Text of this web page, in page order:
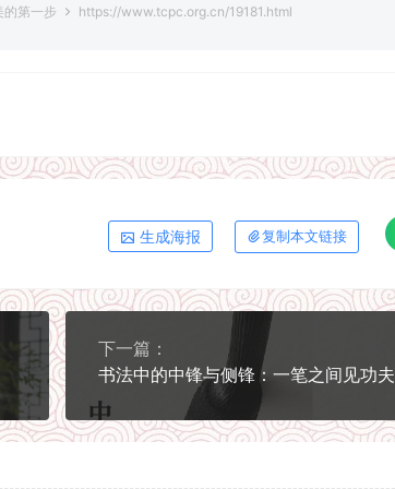
第一步 https://www.tcpc.org.cn/19181.html
生成海报 复制本文链接
下一篇：
书法中的中锋与侧锋：一笔之间见功夫